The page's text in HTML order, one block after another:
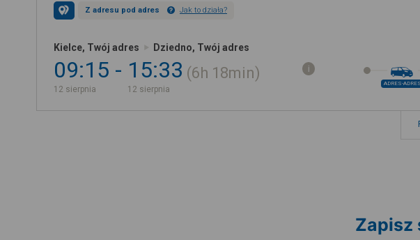
Z adresu pod adres Jak to działa?
Kielce, Twój adres Dziedno, Twój adres
09:15
12 sierpnia
15:33
12 sierpnia
6h 18min
ADRES-ADRES
Zapisz